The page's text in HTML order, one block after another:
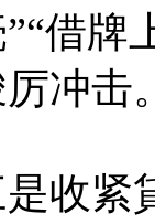
借牌
冲击。
是收紧